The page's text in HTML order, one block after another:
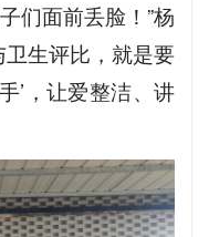
们面前丢脸！”杨
生评比，就是要
’，让爱整洁、讲